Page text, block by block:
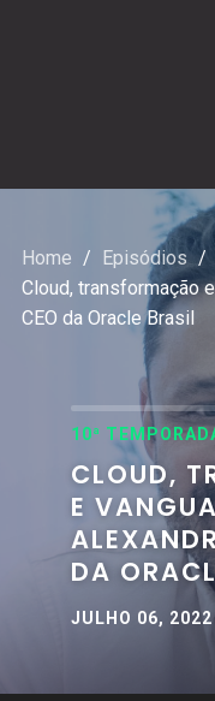
Home Episódios
Cloud, transformação
CEO da Oracle Brasil
10ª
CLOUD,
E
DA
JULHO 06, 2022